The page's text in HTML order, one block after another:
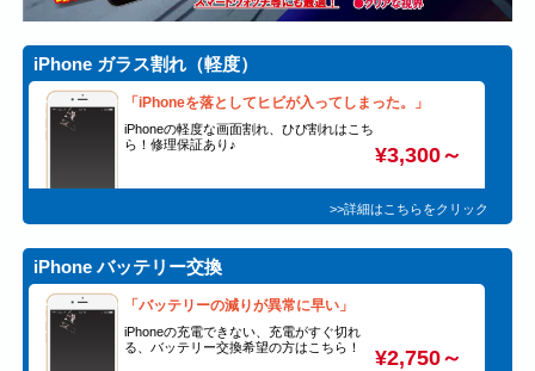
iPhone ガラス割れ（軽度）
「iPhoneを落としてヒビが入ってしまった。」
iPhoneの軽度な画面割れ、ひび割れはこち
ら！修理保証あり♪
¥3,300～
>>詳細はこちらをクリック
iPhone バッテリー交換
「バッテリーの減りが異常に早い」
iPhoneの充電できない、充電がすぐ切れ
る、バッテリー交換希望の方はこちら！
¥2,750～